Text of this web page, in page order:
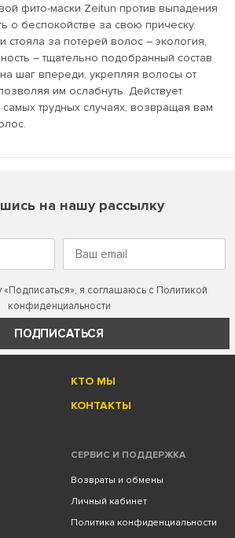
фито-маски Zeitun против выпадения
о беспокойстве за свою прическу.
стояла за потерей волос – экология,
– тщательно подобранный состав
шаг впереди, укрепляя волосы от
им ослабнуть. Действует
трудных случаях, возвращая вам
на нашу рассылку
я соглашаюсь с Политикой
конфиденциальности
ПОДПИСАТЬСЯ
КТО МЫ
КОНТАКТЫ
СЕРВИС И ПОДДЕРЖКА
Возвраты и обмены
Личный кабинет
Политика конфиденциальности